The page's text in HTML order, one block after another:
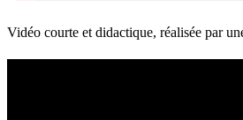
Vidéo courte et didactique, réalisée par